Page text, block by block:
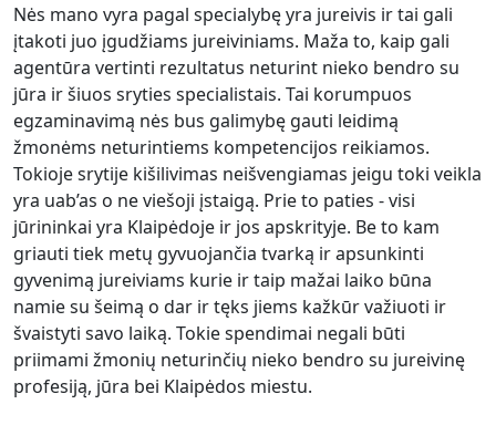
Nės mano vyra pagal specialybę yra jureivis ir tai gali
įtakoti juo įgudžiams jureiviniams. Maža to, kaip gali
agentūra vertinti rezultatus neturint nieko bendro su
jūra ir šiuos sryties specialistais. Tai korumpuos
egzaminavimą nės bus galimybę gauti leidimą
žmonėms neturintiems kompetencijos reikiamos.
Tokioje srytije kišilivimas neišvengiamas jeigu toki veikla
yra uab’as o ne viešoji įstaigą. Prie to paties - visi
jūrininkai yra Klaipėdoje ir jos apskrityje. Be to kam
griauti tiek metų gyvuojančia tvarką ir apsunkinti
gyvenimą jureiviams kurie ir taip mažai laiko būna
namie su šeimą o dar ir tęks jiems kažkūr važiuoti ir
švaistyti savo laiką. Tokie spendimai negali būti
priimami žmonių neturinčių nieko bendro su jureivinę
profesiją, jūra bei Klaipėdos miestu.